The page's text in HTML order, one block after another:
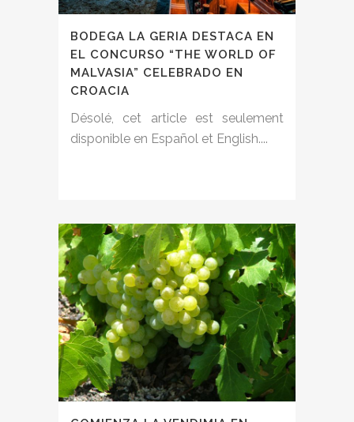
BODEGA LA GERIA DESTACA EN
EL CONCURSO “THE WORLD OF
MALVASIA” CELEBRADO EN
CROACIA
Désolé, cet article est seulement
disponible en Español et English....